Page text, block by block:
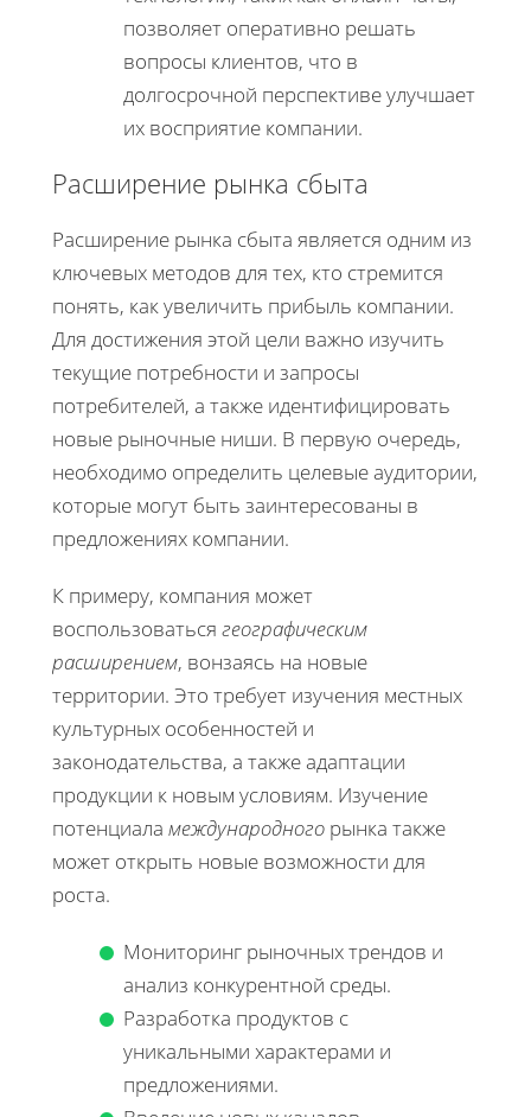
позволяет оперативно решать
вопросы клиентов, что в
долгосрочной перспективе улучшает
их восприятие компании.
Расширение рынка сбыта
Расширение рынка сбыта является одним из
ключевых методов для тех, кто стремится
понять, как увеличить прибыль компании.
Для достижения этой цели важно изучить
текущие потребности и запросы
потребителей, а также идентифицировать
новые рыночные ниши. В первую очередь,
необходимо определить целевые аудитории,
которые могут быть заинтересованы в
предложениях компании.
К примеру, компания может
воспользоваться географическим
расширением, вонзаясь на новые
территории. Это требует изучения местных
культурных особенностей и
законодательства, а также адаптации
продукции к новым условиям. Изучение
потенциала международного рынка также
может открыть новые возможности для
роста.
Мониторинг рыночных трендов и
анализ конкурентной среды.
Разработка продуктов с
уникальными характерами и
предложениями.